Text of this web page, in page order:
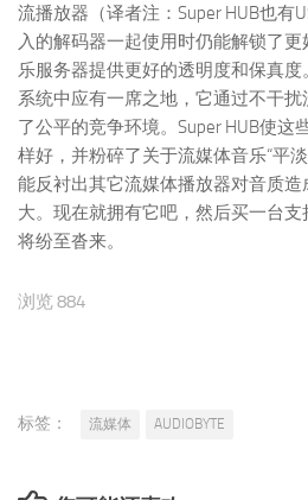
流播放器（译者注：Super HUB也有
入的解码器一起使用时仍能解锁了
乐服务器提供更好的透明度和保真度
系统中应有一席之地，它通过不干
了公平的竞争环境。Super HUB使这
样好，并粉碎了关于流媒体音乐“平
能反衬出其它流媒体播放器对音质
大。现在就拥有它吧，然后买一台
将纷至沓来。
浏览 884
标签： 流媒体 AUDIOBYTE